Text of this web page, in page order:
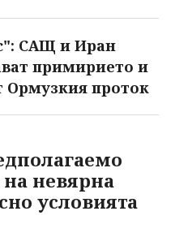
САЩ и Иран
примирието и
Ормузкия проток
невярна
условията